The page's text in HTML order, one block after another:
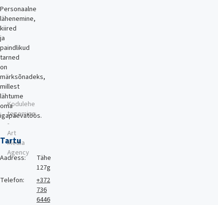
Personaalne
lähenemine,
kiired
ja
paindlikud
tarned
on
märksõnadeks,
millest
lähtume
oma
igapäevatöös.
Tartu
Aadress:
Tähe
127g
Telefon:
+372
736
6446
Kodulehe
tegemine
-
Art
Media
Agency